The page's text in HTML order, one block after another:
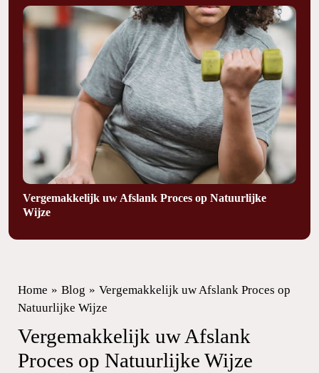
Vergemakkelijk uw Afslank Proces op Natuurlijke
Wijze
Home » Blog » Vergemakkelijk uw Afslank Proces op
Natuurlijke Wijze
Vergemakkelijk uw Afslank
Proces op Natuurlijke Wijze